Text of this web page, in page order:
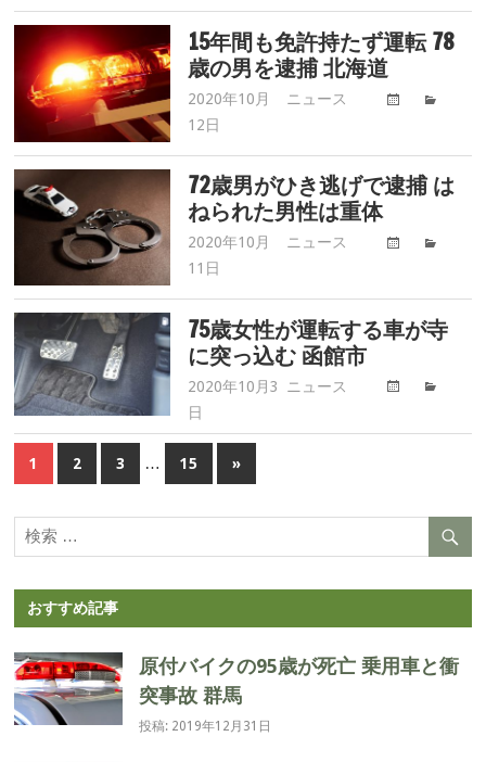
故.com
ド
ラ
バ
故.com
15年間も免許持たず運転 78
歳の男を逮捕 北海道
2020年10月
12日
高
ラ
ニュース
72歳男がひき逃げで逮捕 は
ねられた男性は重体
2020年10月
11日
高
ド
ラ
ニュース
75歳女性が運転する車が寺
に突っ込む 函館市
2020年10月3
日
高
ド
バ
故.com
ニュース
投
稿
ビ
ゲ
ー
1 2 3 … 15
次
の
記
»
おすすめ記事
原付バイクの95歳が死亡 乗用車と衝
突事故 群馬
投稿: 2019年12月31日